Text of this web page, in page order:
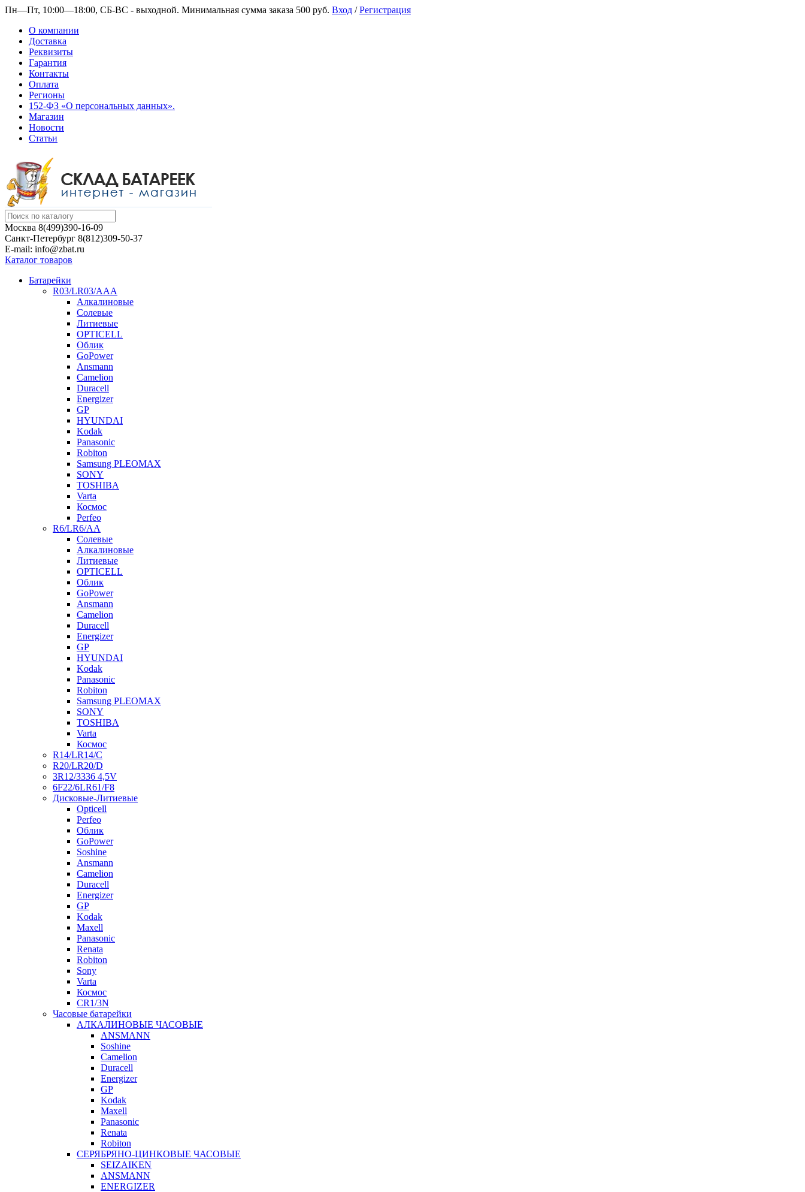
Пн—Пт, 10:00—18:00, СБ-ВС - выходной. Минимальная сумма заказа 500 руб. Вход /Регистрация
О компании
Доставка
Реквизиты
Гарантия
Контакты
Оплата
Регионы
152-ФЗ «О персональных данных».
Магазин
Новости
Статьи
Москва 8(499)390-16-09
Санкт-Петербург 8(812)309-50-37
E-mail: info@zbat.ru
Каталог товаров
Батарейки
R03/LR03/AAA
Алкалиновые
Солевые
Литиевые
OPTICELL
Облик
GoPower
Ansmann
Camelion
Duracell
Energizer
GP
HYUNDAI
Kodak
Panasonic
Robiton
Samsung PLEOMAX
SONY
TOSHIBA
Varta
Космос
Perfeo
R6/LR6/AA
Солевые
Алкалиновые
Литиевые
OPTICELL
Облик
GoPower
Ansmann
Camelion
Duracell
Energizer
GP
HYUNDAI
Kodak
Panasonic
Robiton
Samsung PLEOMAX
SONY
TOSHIBA
Varta
Космос
R14/LR14/C
R20/LR20/D
3R12/3336 4,5V
6F22/6LR61/F8
Дисковые-Литиевые
Opticell
Perfeo
Облик
GoPower
Soshine
Ansmann
Camelion
Duracell
Energizer
GP
Kodak
Maxell
Panasonic
Renata
Robiton
Sony
Varta
Космос
CR1/3N
Часовые батарейки
АЛКАЛИНОВЫЕ ЧАСОВЫЕ
ANSMANN
Soshine
Camelion
Duracell
Energizer
GP
Kodak
Maxell
Panasonic
Renata
Robiton
СЕРЯБРЯНО-ЦИНКОВЫЕ ЧАСОВЫЕ
SEIZAIKEN
ANSMANN
ENERGIZER